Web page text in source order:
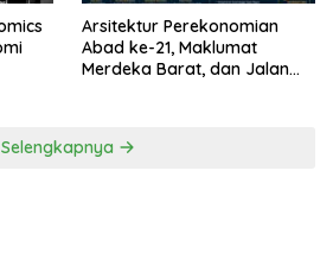
Arsitektur Perekonomian
Abad ke-21, Maklumat
Merdeka Barat, dan Jalan
Selengkapnya